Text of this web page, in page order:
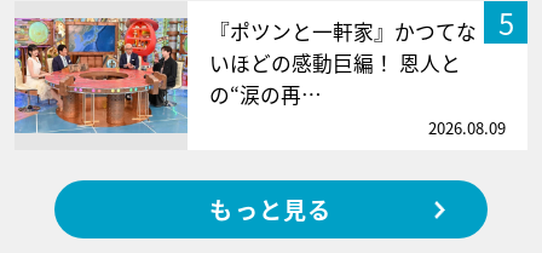
5
『ポツンと一軒家』かつてな
いほどの感動巨編！ 恩人と
の“涙の再…
2026.08.09
もっと見る